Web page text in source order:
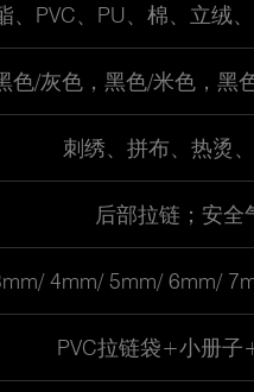
、PVC、PU、棉、立绒
色/灰色，黑色/米色，黑
刺绣、拼布、热烫
后部拉链；安全
4mm/ 5mm/ 6mm/
PVC拉链袋+小册子